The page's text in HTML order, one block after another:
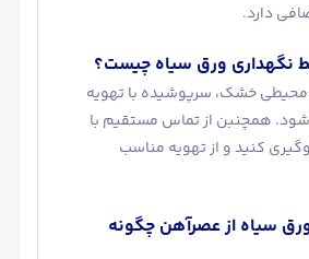
دارد.
نگهداری ورق سیاه چیست؟
محیطی خشک، سرپوشیده با تهویه
همچنبن از تماس مستقیم با
کنید و از تهویه مناسب
ورق سیاه از عصرآهن چگونه